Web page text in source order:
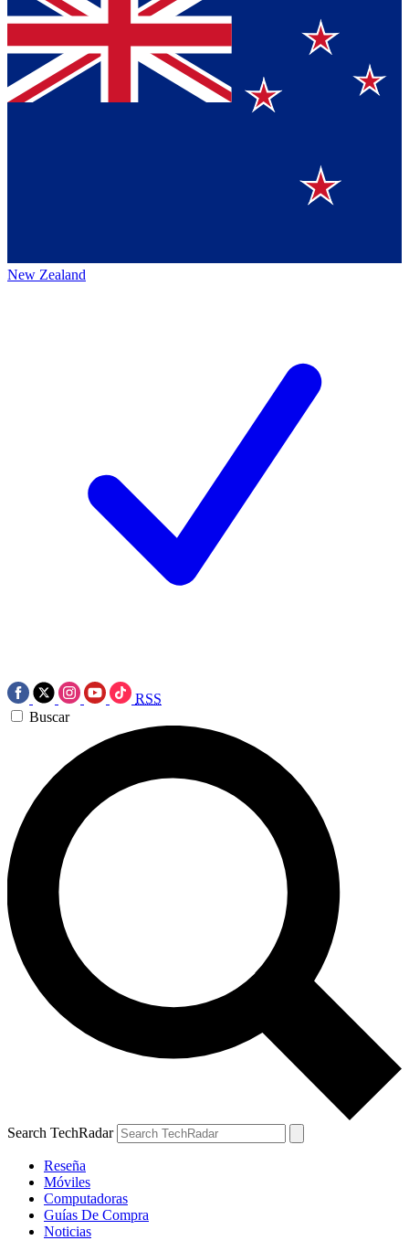
New Zealand
RSS
Buscar
Search TechRadar
Reseña
Móviles
Computadoras
Guías De Compra
Noticias